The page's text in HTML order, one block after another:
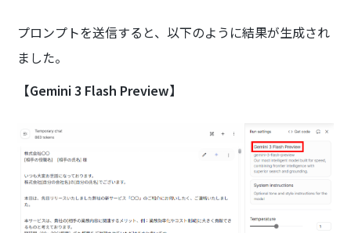
プロンプトを送信すると、以下のように結果が生成され
ました。
【Gemini 3 Flash Preview】